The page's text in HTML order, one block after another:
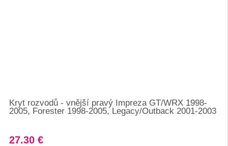
Kryt rozvodů - vnější pravý Impreza GT/WRX 1998-
2005, Forester 1998-2005, Legacy/Outback 2001-2003
27.30 €